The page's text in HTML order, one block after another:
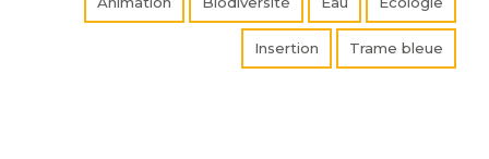
Insertion Trame bleue